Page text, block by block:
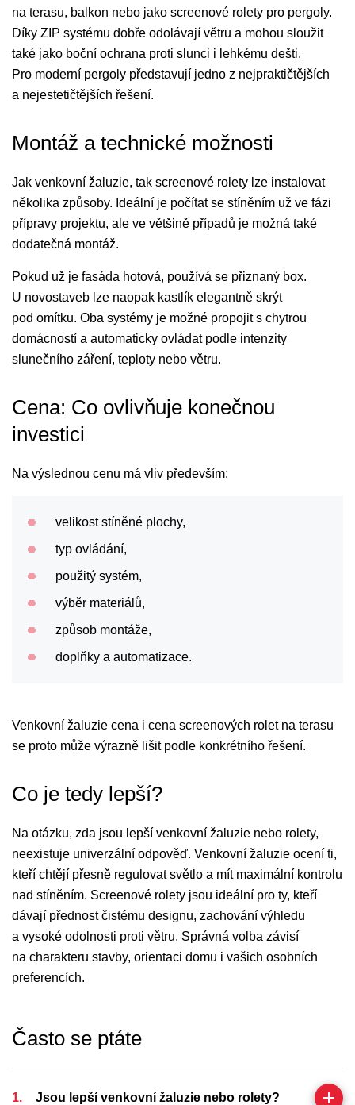
na terasu, balkon nebo jako screenové rolety pro pergoly.
Díky ZIP systému dobře odolávají větru a mohou sloužit
také jako boční ochrana proti slunci i lehkému dešti.
Pro moderní pergoly představují jedno z nejpraktičtějších
a nejestetičtějších řešení.
Montáž a technické možnosti
Jak venkovní žaluzie, tak screenové rolety lze instalovat
několika způsoby. Ideální je počítat se stíněním už ve fázi
přípravy projektu, ale ve většině případů je možná také
dodatečná montáž.
Pokud už je fasáda hotová, používá se přiznaný box.
U novostaveb lze naopak kastlík elegantně skrýt
pod omítku. Oba systémy je možné propojit s chytrou
domácností a automaticky ovládat podle intenzity
slunečního záření, teploty nebo větru.
Cena: Co ovlivňuje konečnou
investici
Na výslednou cenu má vliv především:
velikost stíněné plochy,
typ ovládání,
použitý systém,
výběr materiálů,
způsob montáže,
doplňky a automatizace.
Venkovní žaluzie cena i cena screenových rolet na terasu
se proto může výrazně lišit podle konkrétního řešení.
Co je tedy lepší?
Na otázku, zda jsou lepší venkovní žaluzie nebo rolety,
neexistuje univerzální odpověď. Venkovní žaluzie ocení ti,
kteří chtějí přesně regulovat světlo a mít maximální kontrolu
nad stíněním. Screenové rolety jsou ideální pro ty, kteří
dávají přednost čistému designu, zachování výhledu
a vysoké odolnosti proti větru. Správná volba závisí
na charakteru stavby, orientaci domu i vašich osobních
preferencích.
Často se ptáte
Jsou lepší venkovní žaluzie nebo rolety?